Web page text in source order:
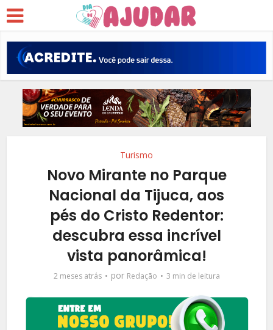
Turismo
Novo Mirante no Parque
Nacional da Tijuca, aos
pés do Cristo Redentor:
descubra essa incrível
vista panorâmica!
2 meses atrás por Redação 3 min de leitura